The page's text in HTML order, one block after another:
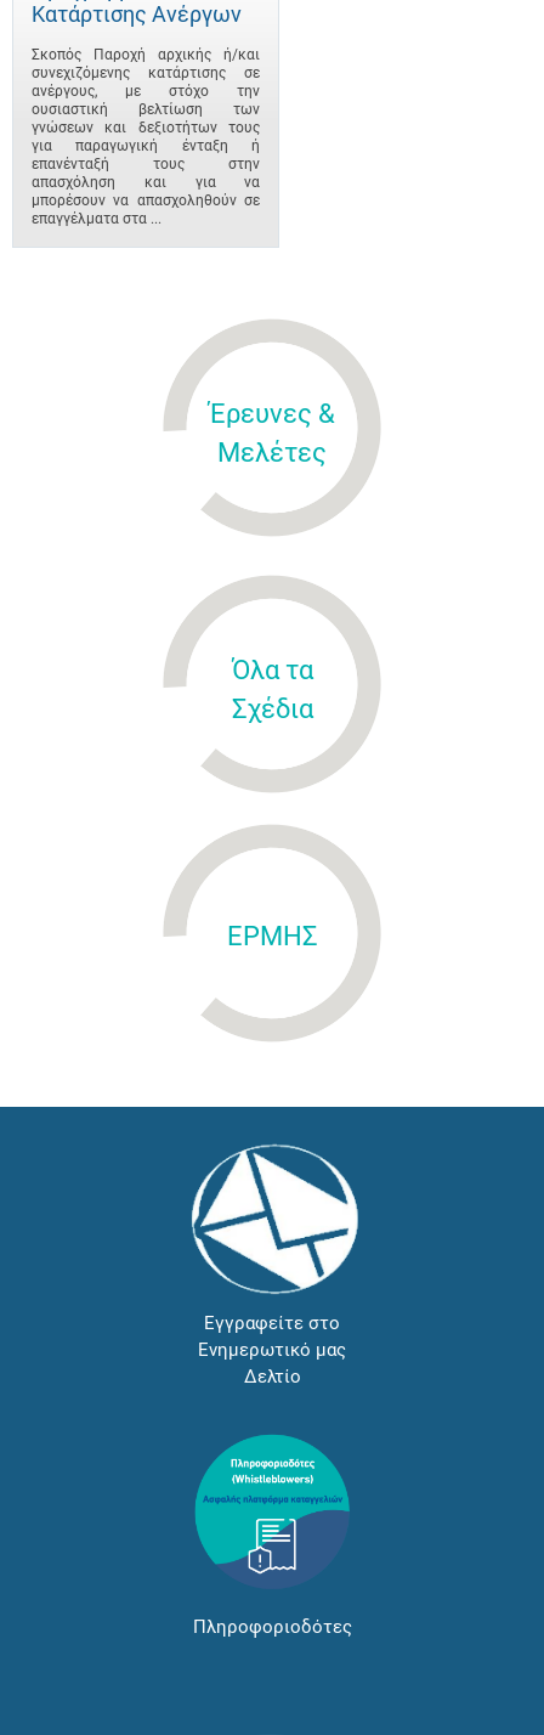
Κατάρτισης Ανέργων
Σκοπός Παροχή αρχικής ή/και
συνεχιζόμενης κατάρτισης σε
ανέργους, με στόχο την
ουσιαστική βελτίωση των
γνώσεων και δεξιοτήτων τους
για παραγωγική ένταξη ή
επανένταξή τους στην
απασχόληση και για να
μπορέσουν να απασχοληθούν σε
επαγγέλματα στα ...
Έρευνες &
Μελέτες
Όλα τα
Σχέδια
ΕΡΜΗΣ
Εγγραφείτε στο
Ενημερωτικό μας
Δελτίο
Πληροφοριοδότες